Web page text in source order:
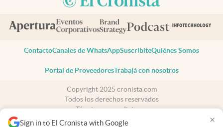
Sign in to El Cronista with Google ×
ContactoCanales de WhatsAppSuscribiteQuiénes Somos
Portal de ProveedoresTrabajá con nosotros
Copyright 2025 cronista.com
Todos los derechos reservados
Términos y condiciones
Privacidad